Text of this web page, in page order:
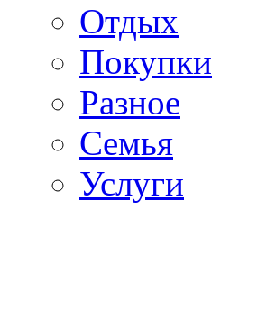
Отдых
Покупки
Разное
Семья
Услуги